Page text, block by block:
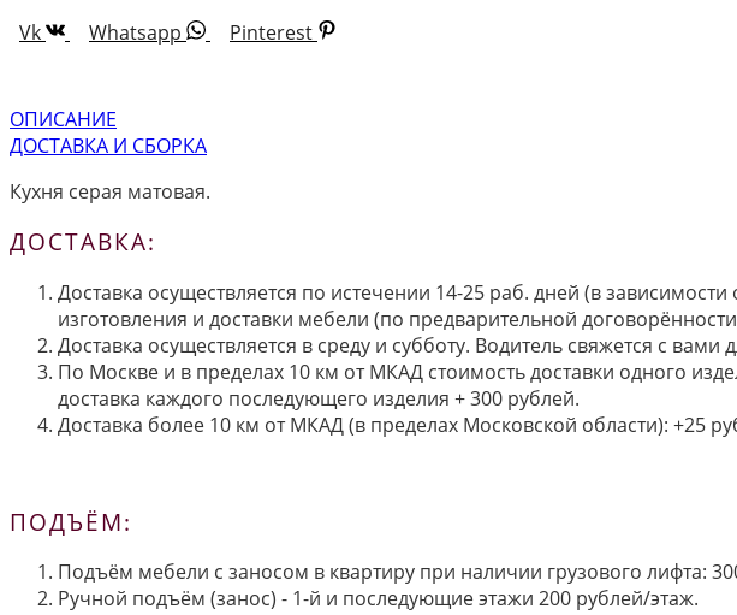
Vk Whatsapp Pinterest
ОПИСАНИЕ
ДОСТАВКА И СБОРКА
Кухня серая матовая.
ДОСТАВКА:
Доставка осуществляется по истечении 14-25 раб. дней (в
изготовления и доставки мебели (по предварительной
Доставка осуществляется в среду и субботу. Водитель свяжется с вами
По Москве и в пределах 10 км от МКАД стоимость доставки одного
доставка каждого последующего изделия + 300 рублей.
Доставка более 10 км от МКАД (в пределах Московской области): +25
ПОДЪЁМ:
Подъём мебели с заносом в квартиру при наличии грузового лифта:
Ручной подъём (занос) - 1-й и последующие этажи 200 рублей/этаж.